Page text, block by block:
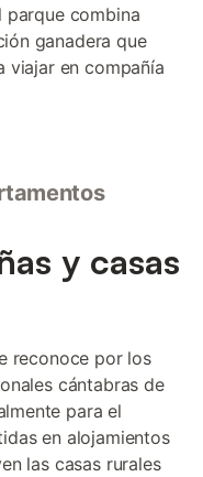
parque combina
ganadera que
viajar en compañía
y casas
reconoce por los
cántabras de
para el
en alojamientos
las casas rurales